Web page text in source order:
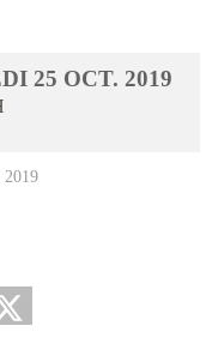
25 OCT. 2019
2019